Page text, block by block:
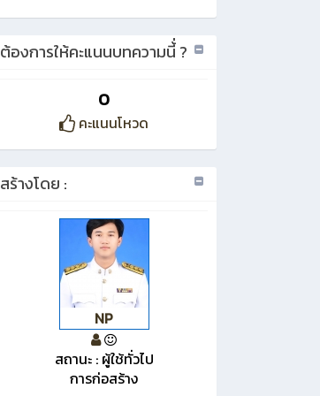
ต้องการให้คะแนนบทความนี้่ ?
0
คะแนนโหวด
สร้างโดย :
NP
สถานะ : ผู้ใช้ทั่วไป
การก่อสร้าง